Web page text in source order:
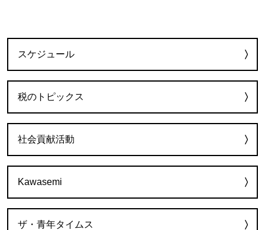
スケジュール
税のトピックス
社会貢献活動
Kawasemi
ザ・青年タイムス